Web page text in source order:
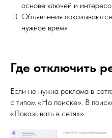
основе ключей и
Объявления
нужное время
Где отключить
Если не нужна реклама в
с типом «На поиске». В
«Показывать в сетях».